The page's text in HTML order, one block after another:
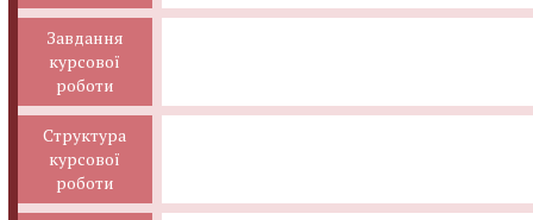
Завдання
курсової
роботи
Структура
курсової
роботи